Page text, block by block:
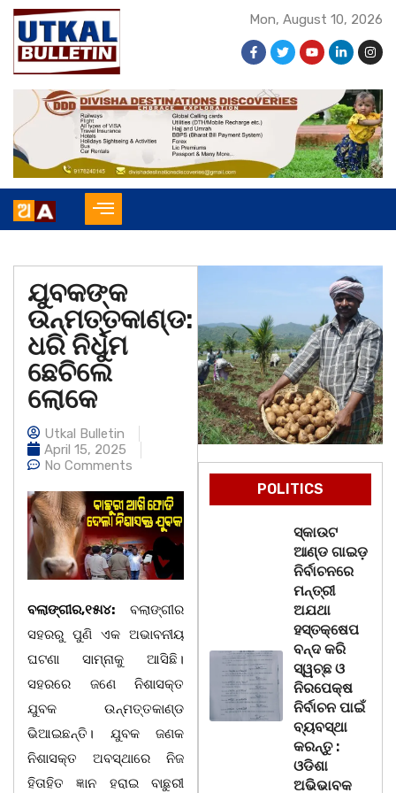
Mon, August 10, 2026
ଯୁବକଙ୍କ
ଉନ୍ମତ୍ତକାଣ୍ଡ:
ଧରି ନିର୍ଧୁମ
ଛେଚିଲେ
ଲୋକେ
Utkal Bulletin
April 15, 2025
No Comments
ବଲାଙ୍ଗୀର,୧୫ା୪: ବଲାଙ୍ଗୀର
ସହରରୁ ପୁଣି ଏକ ଅଭାବନୀୟ
ଘଟଣା ସାମ୍‌ନାକୁ ଆସିଛି।
ସହରରେ ଜଣେ ନିଶାସକ୍ତ
ଯୁବକ ଉନ୍ମତ୍ତକାଣ୍ଡ
ଭିଆଇଛନ୍ତି। ଯୁବକ ଜଣକ
ନିଶାସକ୍ତ ଅବସ୍ଥାରେ ନିଜ
ହିତାହିତ ଜ୍ଞାନ ହରାଇ ବାଛୁରୀ
POLITICS
ସ୍କାଉଟ
ଆଣ୍ଡ ଗାଇଡ଼
ନିର୍ବାଚନରେ
ମନ୍ତ୍ରୀ
ଅଯଥା
ହସ୍ତକ୍ଷେପ
ବନ୍ଦ କରି
ସ୍ୱଚ୍ଛ ଓ
ନିରପେକ୍ଷ
ନିର୍ବାଚନ ପାଇଁ
ବ୍ୟବସ୍ଥା
କରନ୍ତୁ :
ଓଡିଶା
ଅଭିଭାବକ